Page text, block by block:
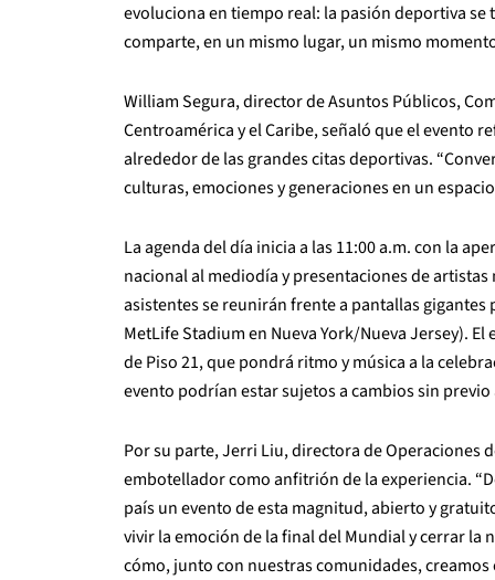
evoluciona en tiempo real: la pasión deportiva
comparte, en un mismo lugar, un mismo
William Segura, director de Asuntos Públicos,
Centroamérica y el Caribe, señaló que el evento
alrededor de las grandes citas deportivas.
culturas, emociones y generaciones en un
La agenda del día inicia a las 11:00 a.m. con la
nacional al mediodía y presentaciones de artistas
asistentes se reunirán frente a pantallas
MetLife Stadium en Nueva York/Nueva Jersey).
de Piso 21, que pondrá ritmo y música a la
evento podrían estar sujetos a cambios sin previo
Por su parte, Jerri Liu, directora de Operaciones
embotellador como anfitrión de la experiencia.
país un evento de esta magnitud, abierto y
vivir la emoción de la final del Mundial y cerrar la
cómo, junto con nuestras comunidades,